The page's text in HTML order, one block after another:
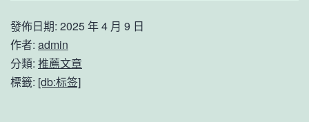
發佈日期: 2025 年 4 月 9 日
作者: admin
分類: 推薦文章
標籤: [db:标签]